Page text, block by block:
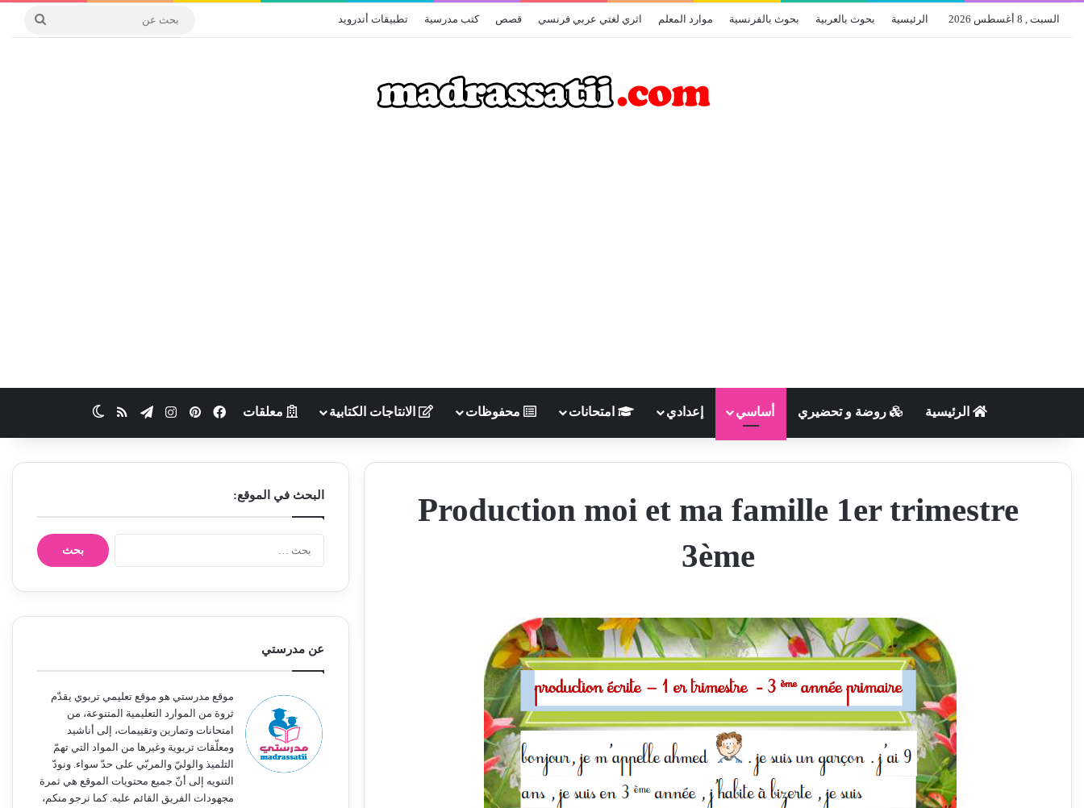
السبت , 8 أغسطس 2026 الرئيسية بحوث بالعربية بحوث بالفرنسية موارد المعلم اثري لغتي عربي فرنسي قصص كتب مدرسية تطبيقات أندرويد
الرئيسية روضة و تحضيري أساسي إعدادي امتحانات محفوظات الانتاجات الكتابية معلقات فيسبوكبينتيريستانستقرامتيلقرامملخص الموقع RSS
Production moi et ma famille 1er trimestre
3ème
البحث في الموقع:
ح
عن مدرستي
موقع مدرستي هو موقع تعليمي تربوي يقدّم
ثروة من الموارد التعليمية المتنوعة، من
امتحانات وتمارين وتقييمات، إلى أناشيد
ومعلّقات تربوية وغيرها من المواد التي تهمّ
التلميذ والوليّ والمربّي على حدّ سواء. ونودّ
التنويه إلى أنّ جميع محتويات الموقع هي ثمرة
مجهودات الفريق القائم عليه. كما نرجو منكم،